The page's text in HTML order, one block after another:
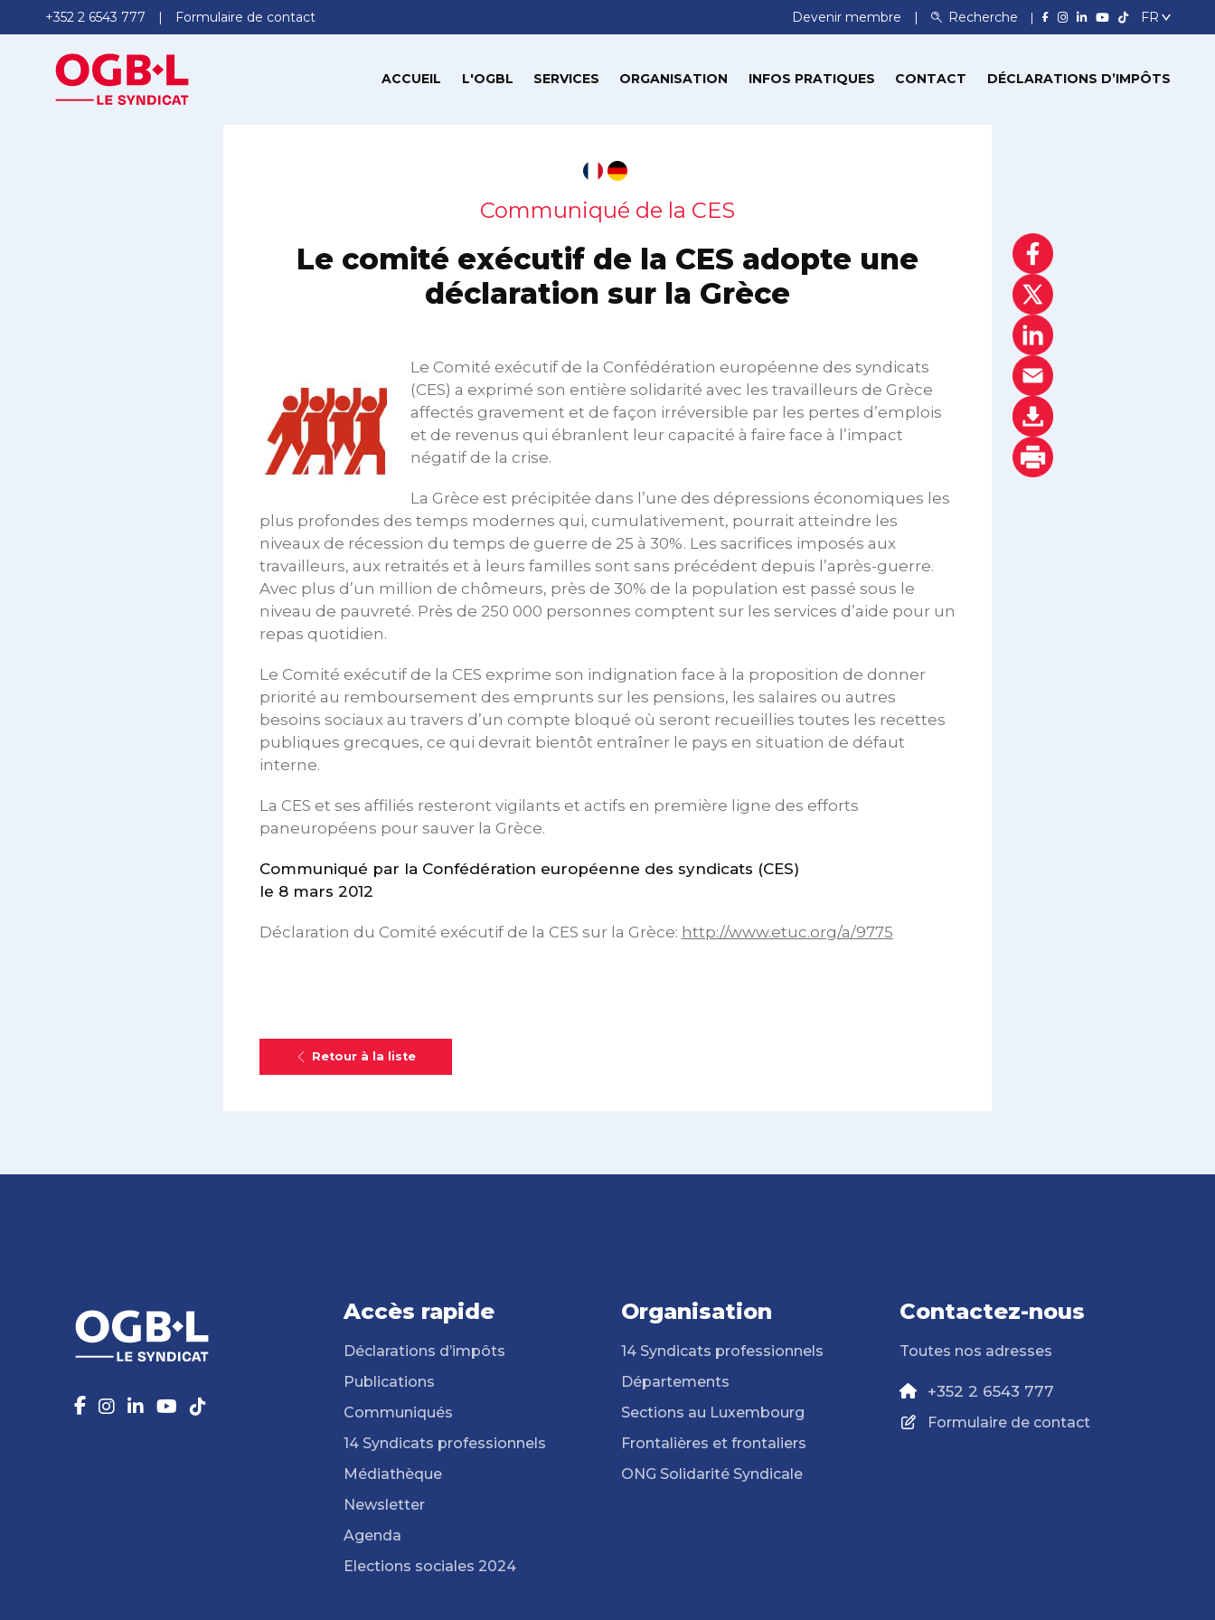
+352 2 6543 777 Formulaire de contact Devenir membre Recherche
ACCUEIL L'OGBL SERVICES ORGANISATION INFOS PRATIQUES CONTACT DÉCLARATIONS D’IMPÔTS
Communiqué de la CES
Le comité exécutif de la CES adopte une
déclaration sur la Grèce
Le Comité exécutif de la Confédération européenne des syndicats
(CES) a exprimé son entière solidarité avec les travailleurs de Grèce
affectés gravement et de façon irréversible par les pertes d’emplois
et de revenus qui ébranlent leur capacité à faire face à l’impact
négatif de la crise.
La Grèce est précipitée dans l’une des dépressions économiques les
plus profondes des temps modernes qui, cumulativement, pourrait atteindre les
niveaux de récession du temps de guerre de 25 à 30%. Les sacrifices imposés aux
travailleurs, aux retraités et à leurs familles sont sans précédent depuis l’après-guerre.
Avec plus d’un million de chômeurs, près de 30% de la population est passé sous le
niveau de pauvreté. Près de 250 000 personnes comptent sur les services d’aide pour un
repas quotidien.
Le Comité exécutif de la CES exprime son indignation face à la proposition de donner
priorité au remboursement des emprunts sur les pensions, les salaires ou autres
besoins sociaux au travers d’un compte bloqué où seront recueillies toutes les recettes
publiques grecques, ce qui devrait bientôt entraîner le pays en situation de défaut
interne.
La CES et ses affiliés resteront vigilants et actifs en première ligne des efforts
paneuropéens pour sauver la Grèce.
Communiqué par la Confédération européenne des syndicats (CES)
le 8 mars 2012
Déclaration du Comité exécutif de la CES sur la Grèce: http://www.etuc.org/a/9775
Retour à la liste
Accès rapide
Déclarations d’impôts
Publications
Communiqués
14 Syndicats professionnels
Médiathèque
Newsletter
Agenda
Elections sociales 2024
Organisation
14 Syndicats professionnels
Départements
Sections au Luxembourg
Frontalières et frontaliers
ONG Solidarité Syndicale
Contactez-nous
Toutes nos adresses
+352 2 6543 777
Formulaire de contact